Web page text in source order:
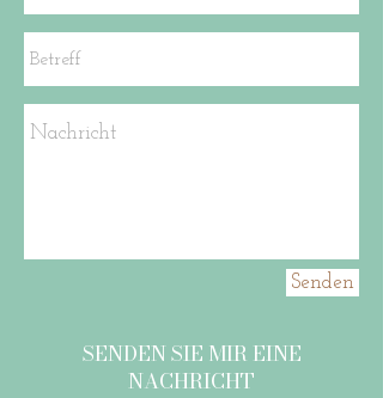
Senden
SENDEN SIE MIR EINE
NACHRICHT